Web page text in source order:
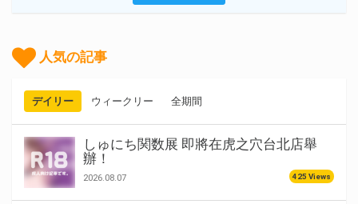
人気の記事
デイリー ウィークリー 全期間
しゅにち関数展 即將在虎之穴台北店舉
辦！
2026.08.07 425 Views